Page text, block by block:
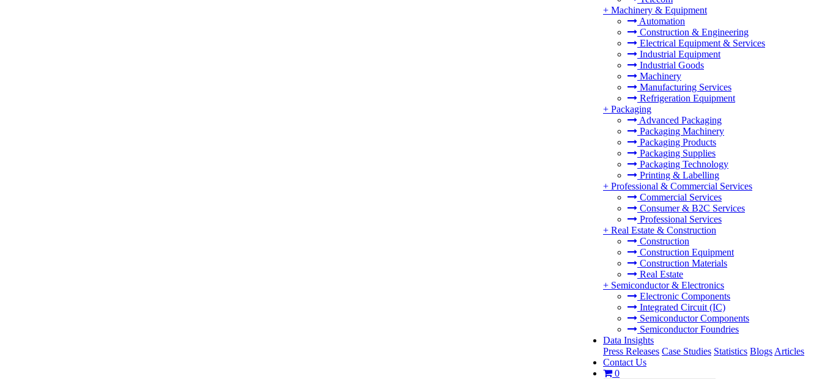
+ Machinery & Equipment
Automation
Construction & Engineering
Electrical Equipment & Services
Industrial Equipment
Industrial Goods
Machinery
Manufacturing Services
Refrigeration Equipment
+ Packaging
Advanced Packaging
Packaging Machinery
Packaging Products
Packaging Supplies
Packaging Technology
Printing & Labelling
+ Professional & Commercial Services
Commercial Services
Consumer & B2C Services
Professional Services
+ Real Estate & Construction
Construction
Construction Equipment
Construction Materials
Real Estate
+ Semiconductor & Electronics
Electronic Components
Integrated Circuit (IC)
Semiconductor Components
Semiconductor Foundries
Data Insights
Press Releases Case Studies Statistics Blogs Articles
Contact Us
0